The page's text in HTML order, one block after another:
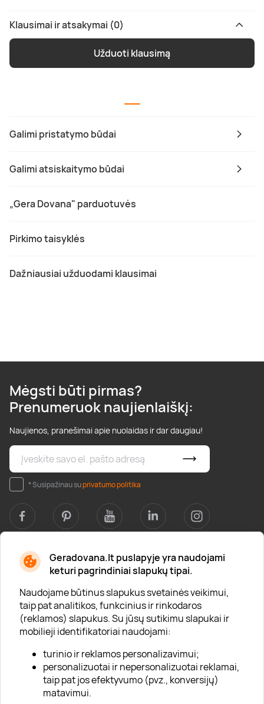
Geradovana.lt puslapyje yra naudojami
keturi pagrindiniai slapukų tipai.
Naudojame būtinus slapukus svetainės veikimui,
taip pat analitikos, funkcinius ir rinkodaros
(reklamos) slapukus. Su jūsų sutikimu slapukai ir
mobilieji identifikatoriai naudojami:
turinio ir reklamos personalizavimui;
personalizuotai ir nepersonalizuotai reklamai,
taip pat jos efektyvumo (pvz., konversijų)
matavimui.
Galimi pristatymo būdai
Galimi atsiskaitymo būdai
„Gera Dovana" parduotuvės
Pirkimo taisyklės
Dažniausiai užduodami klausimai
Klausimai ir atsakymai (0)
Užduoti klausimą
Mėgsti būti pirmas?
Prenumeruok naujienlaiškį:
Naujienos, pranešimai apie nuolaidas ir dar daugiau!
* Susipažinau suprivatumo politika
Apie mus
Apie „Gera Dovana“
Lojalumo klubas
Karjera
Visi partneriai
Kontaktai
Tinklaraštis